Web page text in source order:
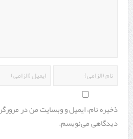
ذخیره نام، ایمیل و وبسایت من در
دیدگاهی می‌نویسم.